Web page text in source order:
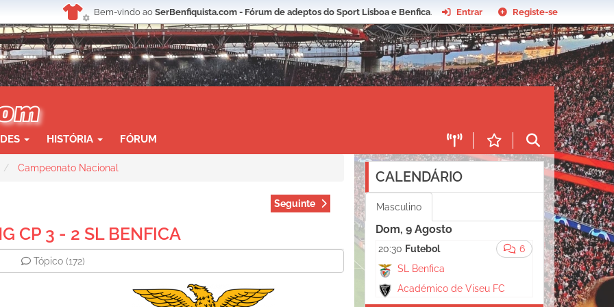
Bem-vindo ao SerBenfiquista.com - Fórum de adeptos do Sport Lisboa e Benfica. Entrar Registe-se
HISTÓRIA FÓRUM
Campeonato Nacional
Seguinte
CP 3 - 2 SL BENFICA
Tópico (172)
CALENDÁRIO
Masculino
Dom, 9 Agosto
6
20:30 Futebol
SL Benfica
Académico de Viseu FC